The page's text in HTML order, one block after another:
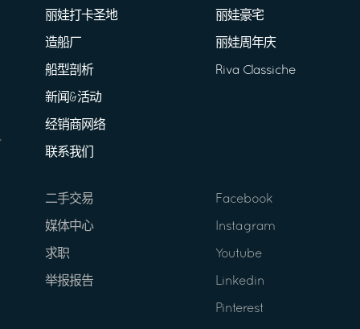
丽娃打卡圣地
造船厂
船型剖析
新闻&活动
经销商网络
联系我们
丽娃豪宅
丽娃周年庆
Riva Classiche
二手交易
媒体中心
求职
举报报告
Facebook
Instagram
Youtube
Linkedin
Pinterest